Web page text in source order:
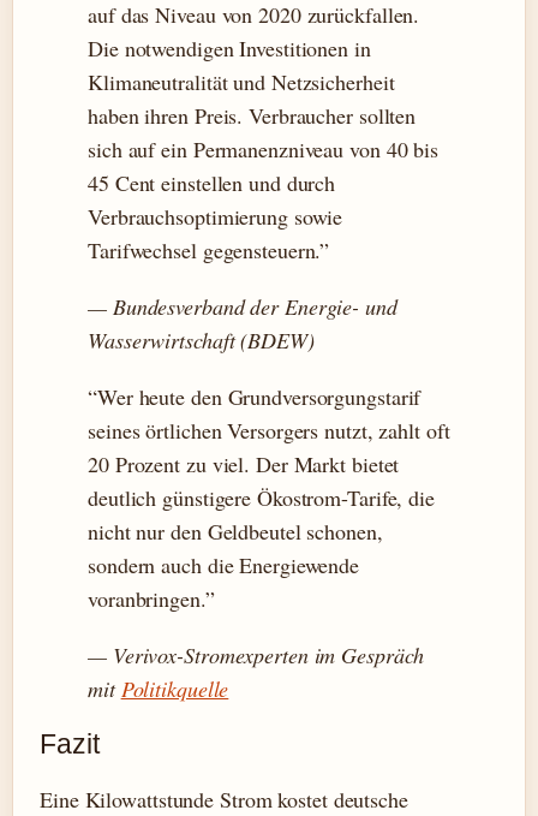
auf das Niveau von 2020 zurückfallen.
Die notwendigen Investitionen in
Klimaneutralität und Netzsicherheit
haben ihren Preis. Verbraucher sollten
sich auf ein Permanenzniveau von 40 bis
45 Cent einstellen und durch
Verbrauchsoptimierung sowie
Tarifwechsel gegensteuern.”
— Bundesverband der Energie- und
Wasserwirtschaft (BDEW)
“Wer heute den Grundversorgungstarif
seines örtlichen Versorgers nutzt, zahlt oft
20 Prozent zu viel. Der Markt bietet
deutlich günstigere Ökostrom-Tarife, die
nicht nur den Geldbeutel schonen,
sondern auch die Energiewende
voranbringen.”
— Verivox-Stromexperten im Gespräch
mit Politikquelle
Fazit
Eine Kilowattstunde Strom kostet deutsche